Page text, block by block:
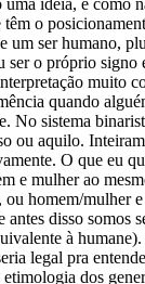
têm o
um ser humano,
ser o próprio signo
muito
quando
No sistema
ou aquilo.
O que eu
e mulher ao
homem/mulher
antes disso somos
à
legal pra
dos